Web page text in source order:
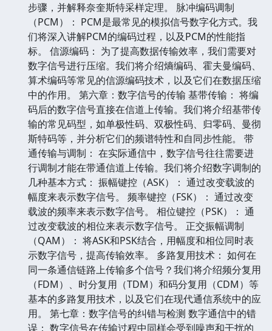
步骤，并解释奈奎斯特采样定理。 脉冲编码调制
（PCM）： PCM是最常见的模拟信号数字化方式。我
们将深入讲解PCM的编码过程，以及PCM的性能指
标。 信源编码： 为了提高数据传输效率，我们需要对
数字信号进行压缩。我们将介绍熵编码、霍夫曼编码、
算术编码等常见的信源编码技术，以及它们在数据压缩
中的作用。 第六章：数字信号的传输 基带传输： 将编
码后的数字信号直接在信道上传输。我们将介绍基带传
输的常见码型，如单极性码、双极性码、归零码、曼彻
斯特码等，并分析它们的频谱特性和自同步性能。 带
通传输与调制： 在实际通信中，数字信号往往需要进
行调制才能在带通信道上传输。我们将介绍数字调制的
几种基本方式： 振幅键控（ASK）： 通过改变载波的
幅度来表示数字信号。 频率键控（FSK）： 通过改变
载波的频率来表示数字信号。 相位键控（PSK）： 通
过改变载波的相位来表示数字信号。 正交振幅调制
（QAM）： 将ASK和PSK结合，用幅度和相位同时表
示数字信号，提高传输效率。 多路复用技术： 如何在
同一条通信链路上传输多个信号？我们将介绍频分复用
（FDM）、时分复用（TDM）和码分复用（CDM）等
基本的多路复用技术，以及它们在现代通信系统中的应
用。 第七章：数字信号的纠错与检测 数字通信中的错
误： 数字信号在传输过程中同样会受到噪声和干扰的